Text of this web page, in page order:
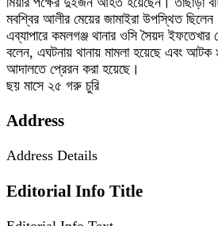
মবশ্বির আলীর মেয়ের জামাইরা উপস্থিত
এব্যাপারে কমলগঞ্জ থানার ওসি সৈয়দ ইফতেখার
বলেন, এঘটনায় থানায় মামলা হয়েছে এবং আটক
আদালতে প্রেরন করা হয়েছে।
ছয় মাসে ২৫ গরু চুরি
Address
Address Details
Editorial Info Title